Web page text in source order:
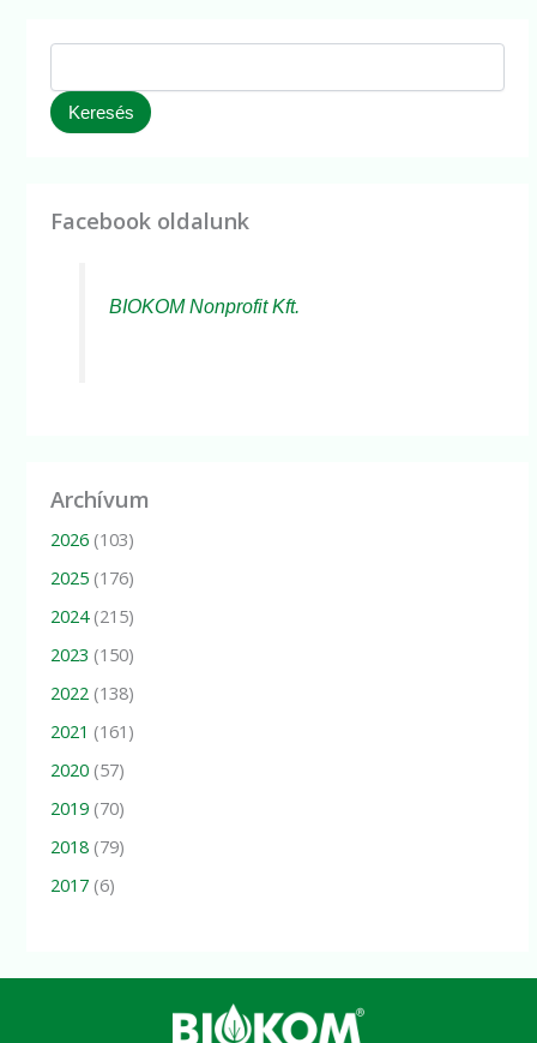
Keresés
Facebook oldalunk
BIOKOM Nonprofit Kft.
Archívum
2026 (103)
2025 (176)
2024(215)
2023 (150)
2022 (138)
2021 (161)
2020 (57)
2019 (70)
2018 (79)
2017 (6)